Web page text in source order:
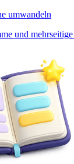
umwandeln
und